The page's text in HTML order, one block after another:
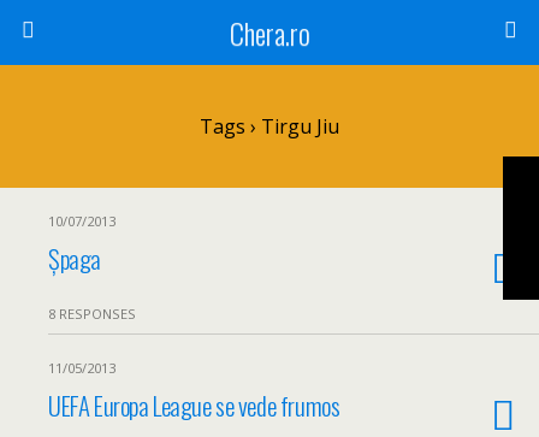
Chera.ro
Tags › Tirgu Jiu
10/07/2013
Șpaga
8 RESPONSES
11/05/2013
UEFA Europa League se vede frumos